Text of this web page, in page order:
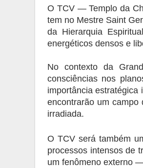
O TCV — Templo da
tem no Mestre Saint
da Hierarquia
energéticos densos e
No contexto da
consciências nos
importância estratégica
encontrarão um campo
irradiada.
O TCV será também
processos intensos de
um fenômeno externo